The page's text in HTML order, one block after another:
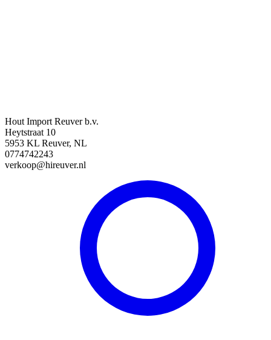
Hout Import Reuver b.v.
Heytstraat 10
5953 KL Reuver, NL
0774742243
verkoop@hireuver.nl